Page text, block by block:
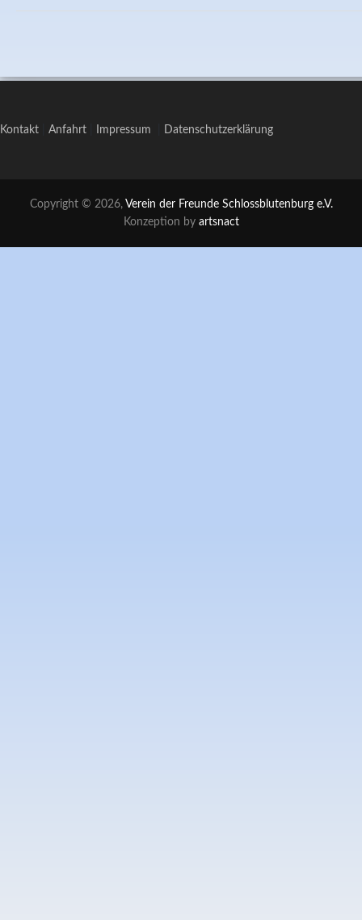
Kontakt Anfahrt Impressum Datenschutzerklärung
Copyright © 2026, Verein der Freunde Schlossblutenburg e.V.
Konzeption by artsnact